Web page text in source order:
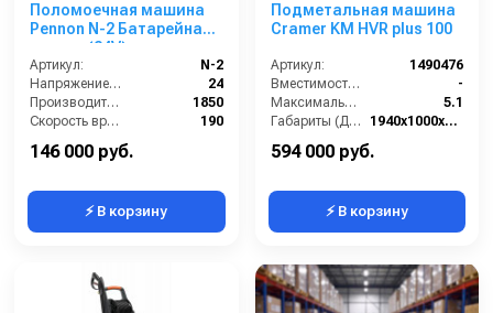
Поломоечная машина
Pennon N-2 Батарейная
версия (24V)
Артикул:
N-2
Напряжение (В):
24
Производительность по площади (м2/ч):
1850
Скорость вращения щётки (об/мин):
190
146 000 руб.
⚡ В корзину
Подметальная машина
Cramer KM HVR plus 100
Артикул:
1490476
Вместимость бункера (л):
-
Максимальная скорость движения (км/ч):
5.1
Габариты (ДхШхВ):
1940х1000х930
594 000 руб.
⚡ В корзину